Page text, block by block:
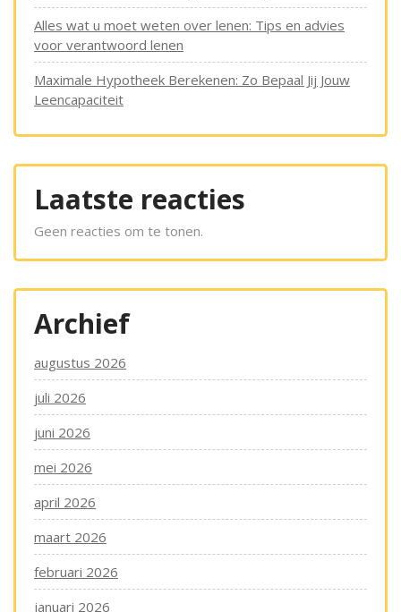
Alles wat u moet weten over lenen: Tips en advies
voor verantwoord lenen
Maximale Hypotheek Berekenen: Zo Bepaal Jij Jouw
Leencapaciteit
Laatste reacties
Geen reacties om te tonen.
Archief
augustus 2026
juli 2026
juni 2026
mei 2026
april 2026
maart 2026
februari 2026
januari 2026